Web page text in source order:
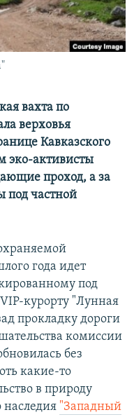
вахта по
верховья
Кавказского
эко-активисты
проход, а за
под частной
года идет
под
курорту "Лунная
прокладку дороги
комиссии
без
какие-то
в природу
наследия "Западный